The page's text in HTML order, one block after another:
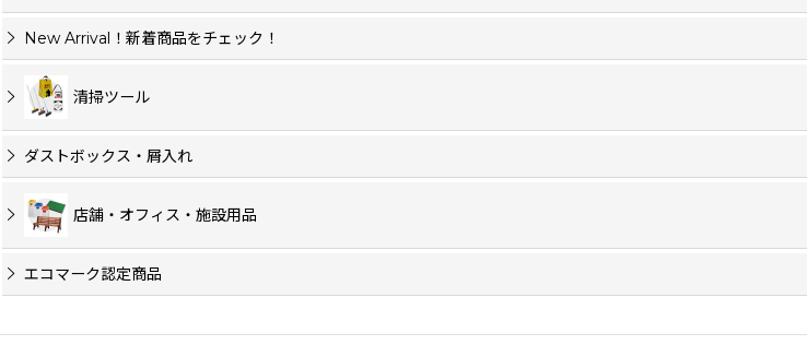
New Arrival！新着商品をチェック！
清掃ツール
ダストボックス・屑入れ
店舗・オフィス・施設用品
エコマーク認定商品